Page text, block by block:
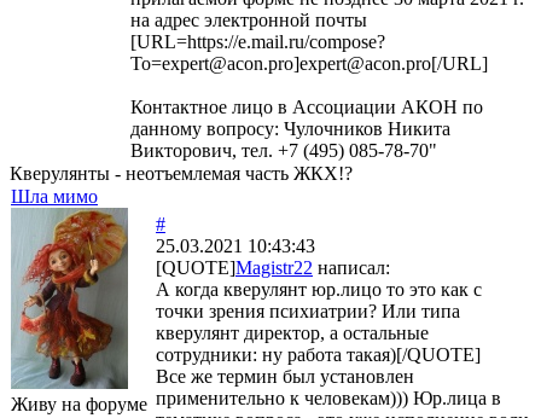
на адрес электронной почты
[URL=https://e.mail.ru/compose?
To=expert@acon.pro]expert@acon.pro[/URL]
Контактное лицо в Ассоциации АКОН по
данному вопросу: Чулочников Никита
Викторович, тел. +7 (495) 085-78-70"
Кверулянты - неотъемлемая часть ЖКХ!?
Шла мимо
Живу на форуме
#
25.03.2021 10:43:43
[QUOTE]Magistr22 написал:
А когда кверулянт юр.лицо то это как с
точки зрения психиатрии? Или типа
кверулянт директор, а остальные
сотрудники: ну работа такая)[/QUOTE]
Все же термин был установлен
применительно к человекам))) Юр.лица в